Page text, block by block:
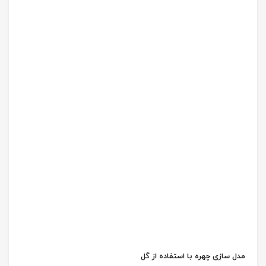
مدل‌ سازی چهره با استفاده از گل